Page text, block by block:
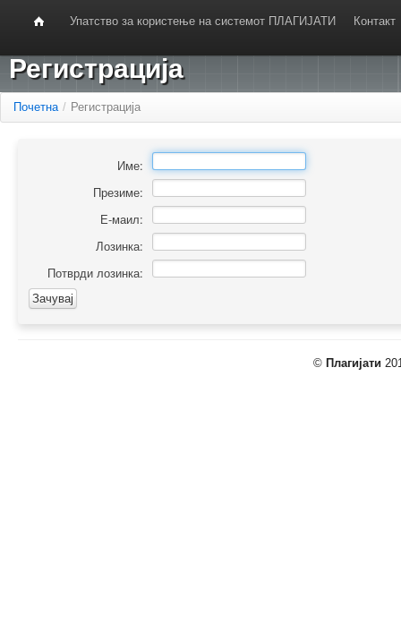
Упатство за користење на системот ПЛАГИЈАТИ Контакт
Регистрација
Почетна / Регистрација
Име:
Презиме:
Е-маил:
Лозинка:
Потврди лозинка:
© Плагијати